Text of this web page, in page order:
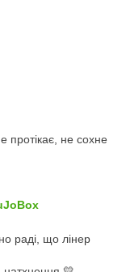
не сохне
раді, що лінер